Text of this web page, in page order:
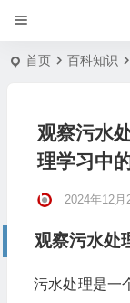
首页 百科知识
观察污水
理学习中
2024年12月
观察污水处
污水处理是一